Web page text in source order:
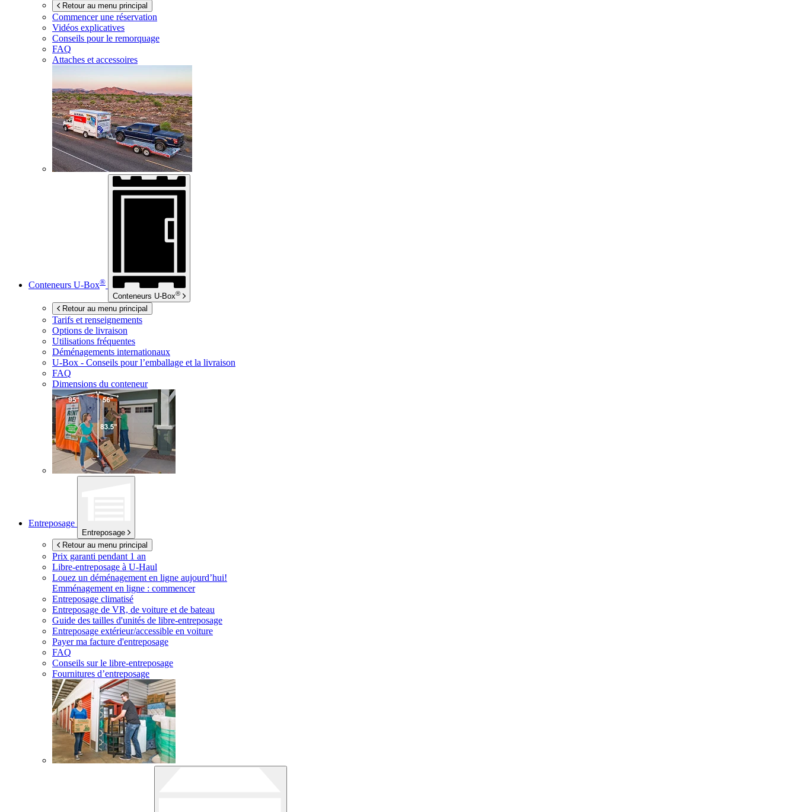
Retour au menu principal
Commencer une réservation
Vidéos explicatives
Conseils pour le remorquage
FAQ
Attaches et accessoires
Conteneurs U-Box®
Conteneurs U-Box®
Retour au menu principal
Tarifs et renseignements
Options de livraison
Utilisations fréquentes
Déménagements internationaux
U-Box - Conseils pour l’emballage et la livraison
FAQ
Dimensions du conteneur
Entreposage
Entreposage
Retour au menu principal
Prix garanti pendant 1 an
Libre-entreposage à U-Haul
Louez un déménagement en ligne aujourd’hui!
Emménagement en ligne : commencer
Entreposage climatisé
Entreposage de VR, de voiture et de bateau
Guide des tailles d'unités de libre-entreposage
Entreposage extérieur/accessible en voiture
Payer ma facture d'entreposage
FAQ
Conseils sur le libre-entreposage
Fournitures d’entreposage